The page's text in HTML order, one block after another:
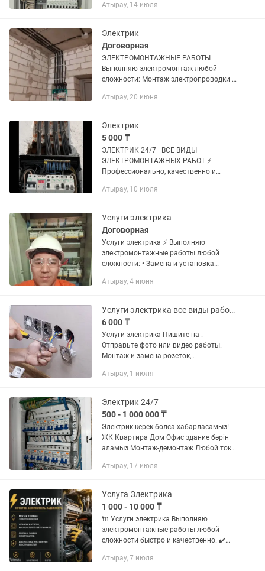
лампа - замена патронов в люстры,
Атырау, 14 июля
Электрик
Договорная
ЭЛЕКТРОМОНТАЖНЫЕ РАБОТЫ
Выполняю электромонтаж любой
сложности: Монтаж электропроводки в
проводки Установка и перенос розеток,
Атырау, 20 июня
Электрик
5 000 ₸
ЭЛЕКТРИК 24/7 | ВСЕ ВИДЫ
ЭЛЕКТРОМОНТАЖНЫХ РАБОТ ⚡
Профессионально, качественно и
электромонтажные работы любой
коттеджах, офисах, магазинах, кафе,...
Атырау, 10 июля
Услуги электрика
Договорная
Услуги электрика ⚡ Выполняю
электромонтажные работы любой
сложности: • Замена и установка
замена проводки • Установка
Подключение бытовой...
Атырау, 4 июня
Услуги электрика все виды работ, связанные с электричеством
6 000 ₸
Услуги электрика Пишите на .
Отправьте фото или видео работы.
Монтаж и замена розеток,
и ремонт электропроводки Установка
Атырау, 1 июля
Электрик 24/7
500 - 1 000 000 ₸
Электрик керек болса хабарласамыз!
ЖК Квартира Дом Офис здание бәрін
аламыз Монтаж-демонтаж Любой ток
КРУГЛОСУТОЧНО. БЕЗ ВЫХОДНЫХ !!!
Установка...
Атырау, 17 июля
Услуга Электрика
1 000 - 10 000 ₸
🔌 Услуги электрика Выполняю
электромонтажные работы любой
сложности быстро и качественно. ✔️
Установка розеток, выключателей,
Атырау, 7 июля